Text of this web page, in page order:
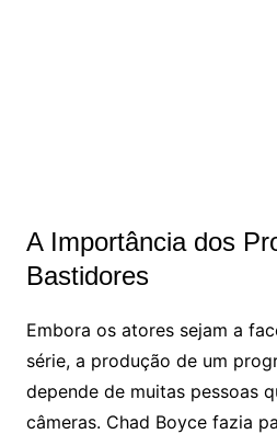
A Importância dos
Bastidores
Embora os atores sejam a
série, a produção de um
depende de muitas pessoas
câmeras. Chad Boyce fazia